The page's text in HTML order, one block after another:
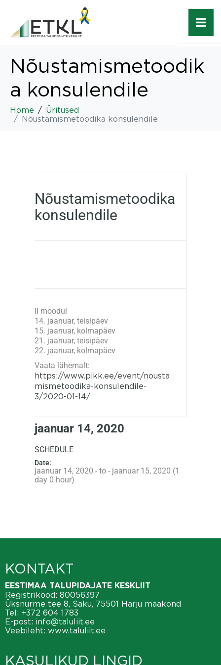
Nõustamismetoodik
a konsulendile
Home
Üritused
Nõustamismetoodika konsulendile
Nõustamismetoodika
konsulendile
II moodul
14. jaanuar, teisipäev
15. jaanuar, kolmapäev
21. jaanuar, teisipäev
22. jaanuar, kolmapäev
Vaata lähemalt:
https://www.pikk.ee/event/nousta
mismetoodika-konsulendile-
3/2020-01-14/
jaanuar 14, 2020
SCHEDULE
Date:
jaanuar 14, 2020 - to - jaanuar 15, 2020 (1
day 0 hour)
KONTAKT
EESTIMAA TALUPIDAJATE KESKLIIT
Registrikood: 80056397
Üksnurme tee 8, Saku, 75501 Harju maakond
Tel: +372 604 1783
E-post: info@taluliit.ee
Veebileht: www.taluliit.ee
KASULIKUD LINGID